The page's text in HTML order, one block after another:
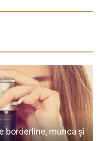
borderline, munca și